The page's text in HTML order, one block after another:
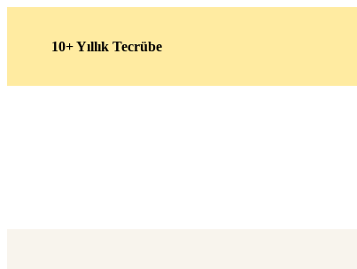
10+ Yıllık Tecrübe